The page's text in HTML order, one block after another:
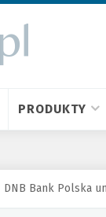
PRODUKTY
DNB Bank Polska